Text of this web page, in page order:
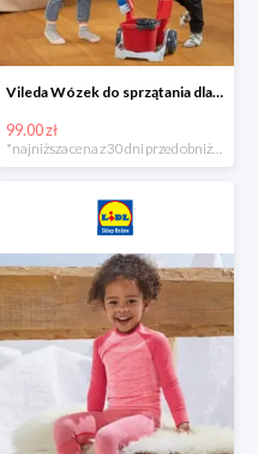
Vileda Wózek do sprzątania dla dzieci
99.00 zł
*najniższa cena z 30 dni przed obniżką